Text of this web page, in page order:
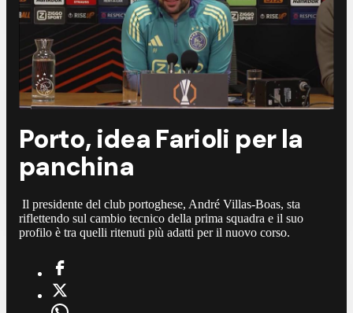
Porto, idea Farioli per la
panchina
Il presidente del club portoghese, André Villas-Boas, sta
riflettendo sul cambio tecnico della prima squadra e il suo
profilo è tra quelli ritenuti più adatti per il nuovo corso.